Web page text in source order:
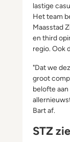
lastige
Het team
Maasstad
en third
regio. Ook
"Dat we
groot
belofte
Bart af.
STZ